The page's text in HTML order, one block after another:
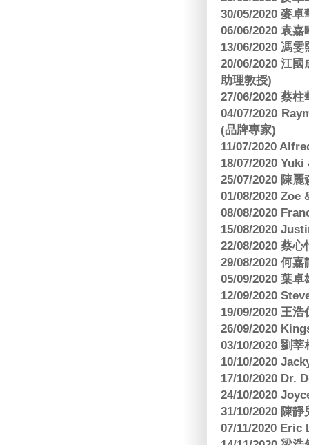
30/05/2020 麥
06/06/2020 袁
13/06/2020 馮
20/06/2020 江
助理教授)
27/06/2020 蔡
04/07/2020
(品牌專家)
11/07/2020
18/07/2020
25/07/2020 陳
01/08/2020 Zoe
08/08/2020
15/08/2020
22/08/2020 蔡
29/08/2020 何
05/09/2020 葉
12/09/2020
19/09/2020 王
26/09/2020
03/10/2020 劉
10/10/2020
17/10/2020 Dr.
24/10/2020
31/10/2020 陳
07/11/2020 Eric